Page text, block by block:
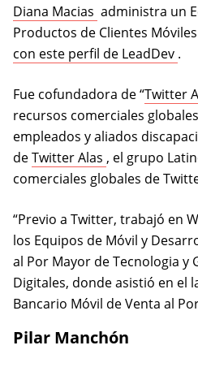
Diana Macias (opens in a new
administra un
Productos de Clientes
con este perfil de LeadDev .
Fue cofundadora de “Twitter
recursos comerciales
empleados y aliados
deTwitter Alas (opens in a
, el grupo
comerciales globales de
“Previo a Twitter, trabajó en
los Equipos de Móvil y
al Por Mayor de Tecnologia y
Digitales, donde asistió en el
Bancario Móvil de Venta al
Pilar Manchón